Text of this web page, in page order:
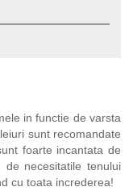
in functie de varsta
sunt recomandate
foarte incantata de
necesitatile tenului
cu toata increderea!